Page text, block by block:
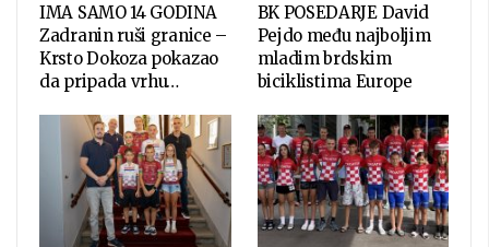
IMA SAMO 14 GODINA
Zadranin ruši granice –
Krsto Dokoza pokazao
da pripada vrhu…
BK POSEDARJE David
Pejdo među najboljim
mladim brdskim
biciklistima Europe